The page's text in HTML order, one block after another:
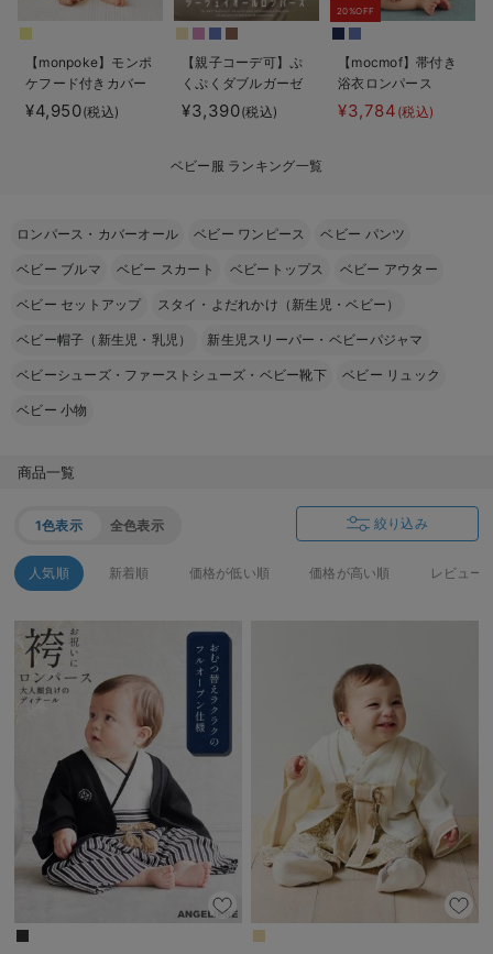
ベビー 小物
安心の日本製。先輩ママが買ってよかった！本当に必要な出産準備品
冬に可愛いニットがお得！
親子コーデ｜ママとベビーにおすすめ！
便利な育児家電
入院準備の持ち物チェック
【monpoke】モンポ
ケフード付きカバー
オール
¥4,950(税込)
【親子コーデ可】ぷ
くぷくダブルガーゼ
ツーウェイオール
（2wayオール） ロ
¥3,390(税込)
20%OFF
【mocmof】帯付き
浴衣ロンパース
¥3,784 (税込)
ベビー服 ランキング一覧
ロンパース・カバーオール ベビー ワンピース ベビー パンツ
ベビー ブルマ ベビー スカート ベビートップス ベビー アウター
ベビー セットアップ スタイ・よだれかけ（新生児・ベビー）
ベビー帽子（新生児・乳児） 新生児スリーパー・ベビーパジャマ
ベビーシューズ・ファーストシューズ・ベビー靴下 ベビー リュック
ベビー 小物
商品一覧
1色表示 全色表示 絞り込み
人気順 新着順 価格が低い順 価格が高い順 レビュー